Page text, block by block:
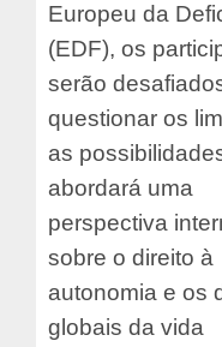
Europeu da
(EDF), os
serão
questionar os
as
abordará uma
perspectiva
sobre o direito à
autonomia e os
globais da vida